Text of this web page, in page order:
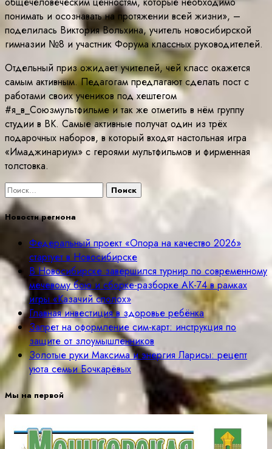
понимать и осознавать на протяжении всей жизни», –
поделилась Виктория Вольхина, учитель новосибирской
гимназии №8 и участник Форума классных руководителей.
Отдельный приз ожидает учителей, чей класс окажется
самым активным. Педагогам предлагают сделать пост с
работами своих учеников под хештегом
#я_в_Союзмультфильме и так же отметить в нём группу
студии в ВК. Самые активные получат один из трёх
подарочных наборов, в который входят настольная игра
«Имаджинариум» с героями мультфильмов и фирменная
толстовка.
Найти:
Новости региона
Федеральный проект «Опора на качество 2026»
стартует в Новосибирске
В Новосибирске завершился турнир по современному
мечевому бою и сборке-разборке АК-74 в рамках
игры «Казачий сполох»
Главная инвестиция в здоровье ребёнка
Запрет на оформление сим-карт: инструкция по
защите от злоумышленников
Золотые руки Максима и энергия Ларисы: рецепт
уюта семьи Бочкарёвых
Мы на первой